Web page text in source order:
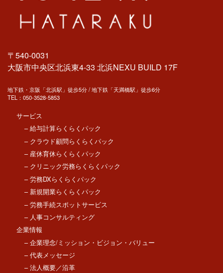
〒540-0031
大阪市中央区北浜東4-33 北浜NEXU BUILD 17F
地下鉄・京阪「北浜駅」徒歩5分 / 地下鉄「天満橋駅」徒歩6分
TEL： 050-3528-5853
サービス
– 給与計算らくらくパック
– クラウド顧問らくらくパック
– 産休育休らくらくパック
– クリニック労務らくらくパック
– 労務DXらくらくパック
– 新規開業らくらくパック
– 労務手続スポットサービス
– 人事コンサルティング
企業情報
– 企業理念/ミッション・ビジョン・バリュー
– 代表メッセージ
– 法人概要／沿革